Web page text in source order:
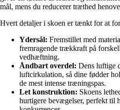
mål, mens du reducerer træthed
Hvert detaljer i skoen er tænkt for at
Ydersål: Fremstillet med
fremragende trækkraft på
vedhæftning.
Åndbart overdel: Dens luftige
luftcirkulation, så dine fødder
de mest intense træningspas.
Let konstruktion: Skoens
hurtigere bevægelser, perfekt til